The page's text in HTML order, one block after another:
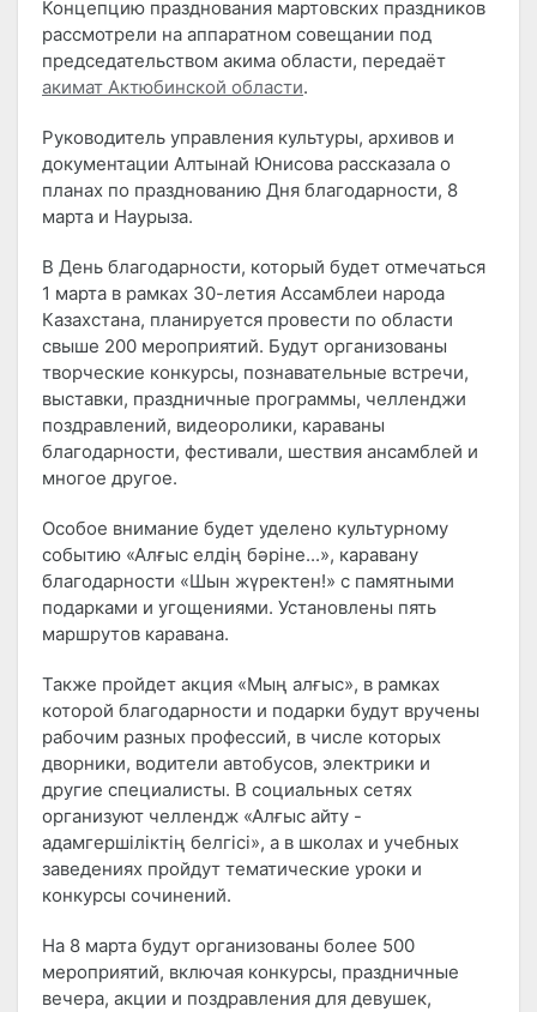
Концепцию празднования мартовских праздников
рассмотрели на аппаратном совещании под
председательством акима области, передаёт
акимат Актюбинской области.
Руководитель управления культуры, архивов и
документации Алтынай Юнисова рассказала о
планах по празднованию Дня благодарности, 8
марта и Наурыза.
В День благодарности, который будет отмечаться
1 марта в рамках 30-летия Ассамблеи народа
Казахстана, планируется провести по области
свыше 200 мероприятий. Будут организованы
творческие конкурсы, познавательные встречи,
выставки, праздничные программы, челленджи
поздравлений, видеоролики, караваны
благодарности, фестивали, шествия ансамблей и
многое другое.
Особое внимание будет уделено культурному
событию «Алғыс елдің бәріне...», каравану
благодарности «Шын жүректен!» с памятными
подарками и угощениями. Установлены пять
маршрутов каравана.
Также пройдет акция «Мың алғыс», в рамках
которой благодарности и подарки будут вручены
рабочим разных профессий, в числе которых
дворники, водители автобусов, электрики и
другие специалисты. В социальных сетях
организуют челлендж «Алғыс айту -
адамгершіліктің белгісі», а в школах и учебных
заведениях пройдут тематические уроки и
конкурсы сочинений.
На 8 марта будут организованы более 500
мероприятий, включая конкурсы, праздничные
вечера, акции и поздравления для девушек,